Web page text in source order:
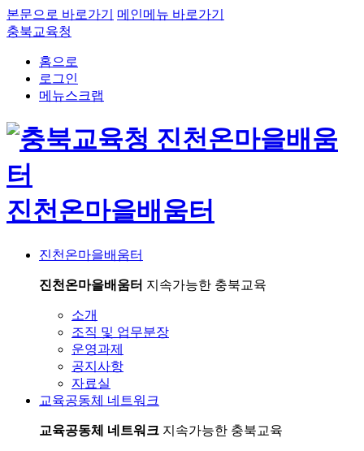
본문으로 바로가기
메인메뉴 바로가기
충북교육청
홈으로
로그인
메뉴스크랩
진천온마을배움터
진천온마을배움터
진천온마을배움터 지속가능한 충북교육
소개
조직 및 업무분장
운영과제
공지사항
자료실
교육공동체 네트워크
교육공동체 네트워크 지속가능한 충북교육